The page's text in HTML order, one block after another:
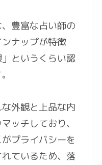
豊富な占い師の
ナップが特徴
というくらい認
外観と上品な内
ッチしており、
プライバシーを
ているため、落